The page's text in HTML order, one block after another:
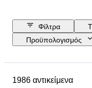
Φίλτρα
Προϋπολογισμός
Country of origin
1986 αντικείμενα